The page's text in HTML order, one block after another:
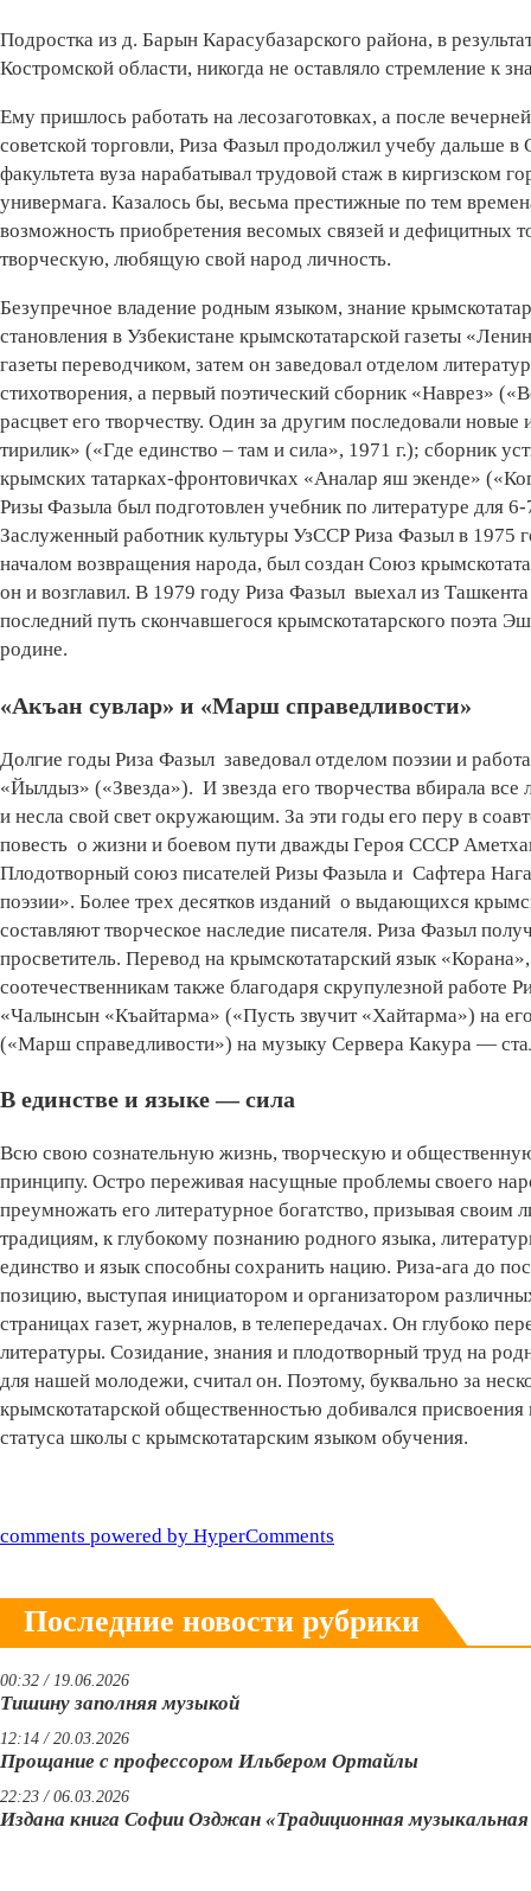
Подростка из д. Барын Карасубазарского района, в
Костромской области, никогда не оставляло стремление к
Ему пришлось работать на лесозаготовках, а после
советской торговли, Риза Фазыл продолжил учебу дальше
факультета вуза нарабатывал трудовой стаж в
универмага. Казалось бы, весьма престижные по тем
возможность приобретения весомых связей и дефицитных
творческую, любящую свой народ личность.
Безупречное владение родным языком, знание
становления в Узбекистане крымскотатарской газеты
газеты переводчиком, затем он заведовал отделом
стихотворения, а первый поэтический сборник «Наврез»
расцвет его творчеству. Один за другим последовали
тирилик» («Где единство – там и сила», 1971 г.); сборник
крымских татарках-фронтовичках «Аналар яш экенде»
Ризы Фазыла был подготовлен учебник по литературе для
Заслуженный работник культуры УзССР Риза Фазыл в 1975
началом возвращения народа, был создан Союз
он и возглавил. В 1979 году Риза Фазыл выехал из
последний путь скончавшегося крымскотатарского поэта
родине.
«Акъан сувлар» и «Марш справедливости»
Долгие годы Риза Фазыл заведовал отделом поэзии и
«Йылдыз» («Звезда»). И звезда его творчества вбирала
и несла свой свет окружающим. За эти годы его перу в
повесть о жизни и боевом пути дважды Героя СССР
Плодотворный союз писателей Ризы Фазыла и Сафтера
поэзии». Более трех десятков изданий о выдающихся
составляют творческое наследие писателя. Риза Фазыл
просветитель. Перевод на крымскотатарский язык
соотечественникам также благодаря скрупулезной
«Чалынсын «Къайтарма» («Пусть звучит «Хайтарма») на
(«Марш справедливости») на музыку Сервера Какура —
В единстве и языке — сила
Всю свою сознательную жизнь, творческую и
принципу. Остро переживая насущные проблемы своего
преумножать его литературное богатство, призывая
традициям, к глубокому познанию родного языка,
единство и язык способны сохранить нацию. Риза-ага до
позицию, выступая инициатором и организатором
страницах газет, журналов, в телепередачах. Он глубоко
литературы. Созидание, знания и плодотворный труд на
для нашей молодежи, считал он. Поэтому, буквально за
крымскотатарской общественностью добивался
статуса школы с крымскотатарским языком обучения.
comments powered by HyperComments
Последние новости рубрики
00:32 / 19.06.2026
Тишину заполняя музыкой
12:14 / 20.03.2026
Прощание с профессором Ильбером Ортайлы
22:23 / 06.03.2026
Издана книга Софии Озджан «Традиционная